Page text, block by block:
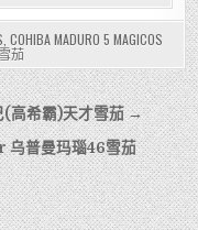
COHIBA MADURO 5 MAGICOS
茄
高希霸)天才雪茄 →
普曼玛瑙46雪茄